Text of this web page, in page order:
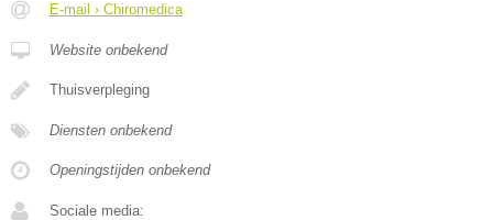
E-mail › Chiromedica
Website onbekend
Thuisverpleging
Diensten onbekend
Openingstijden onbekend
Sociale media: